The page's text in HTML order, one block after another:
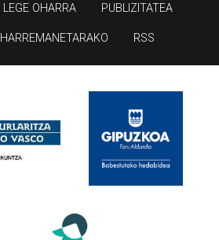
LEGE OHARRA PUBLIZITATEA
HARREMANETARAKO RSS